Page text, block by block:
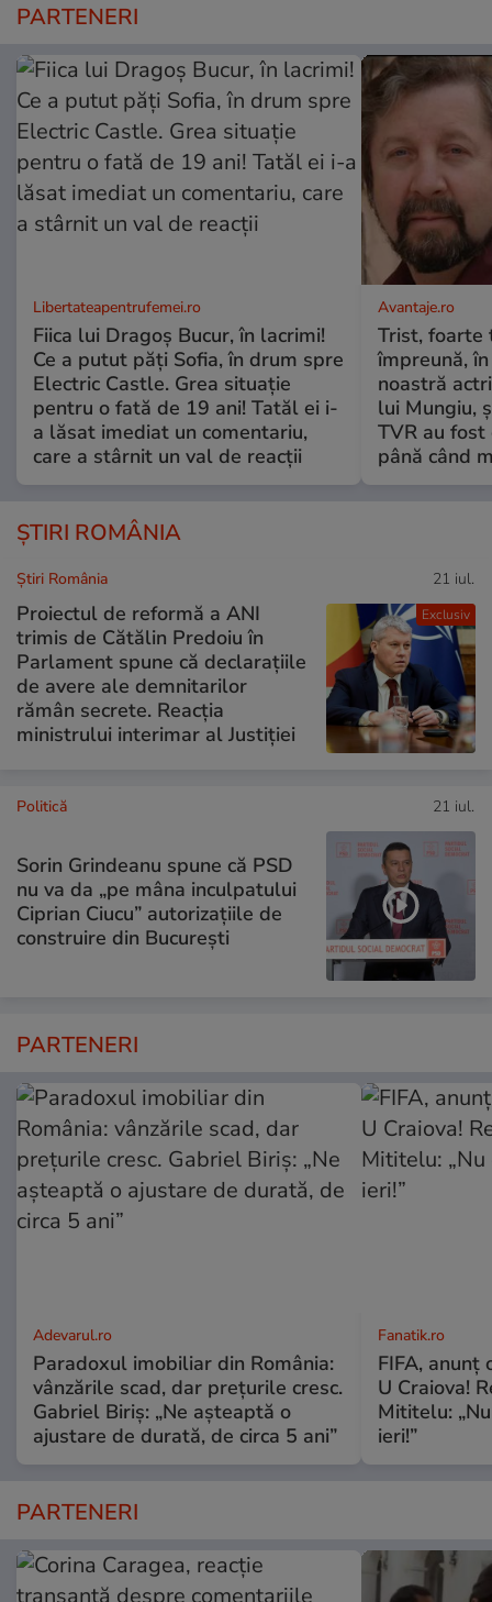
PARTENERI
Libertateapentrufemei.ro
Fiica lui Dragoș Bucur, în lacrimi!
Ce a putut păți Sofia, în drum spre
Electric Castle. Grea situație
pentru o fată de 19 ani! Tatăl ei i-
a lăsat imediat un comentariu,
care a stârnit un val de reacții
Avantaje.ro
Trist, foarte
împreună,
noastră
lui Mungiu,
TVR au
până când
ȘTIRI ROMÂNIA
Exclusiv
Știri România 21 iul.
Proiectul de reformă a ANI
trimis de Cătălin Predoiu în
Parlament spune că declarațiile
de avere ale demnitarilor
rămân secrete. Reacția
ministrului interimar al Justiției
Politică 21 iul.
Sorin Grindeanu spune că PSD
nu va da „pe mâna inculpatului
Ciprian Ciucu” autorizațiile de
construire din București
PARTENERI
Adevarul.ro
Paradoxul imobiliar din România:
vânzările scad, dar prețurile cresc.
Gabriel Biriș: „Ne așteaptă o
ajustare de durată, de circa 5 ani”
Fanatik.ro
FIFA, anunț
U Craiova!
Mititelu:
ieri!”
PARTENERI